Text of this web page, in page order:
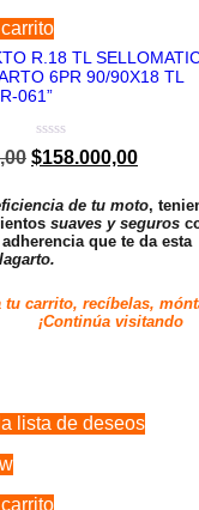
R.18 TL
6PR 90/90X18 TL
061”
Valorado
en
5
$158.000,00
de tu moto,
suaves y seguros
que te da esta
tu carrito, recíbelas,
visitando
lista de deseos